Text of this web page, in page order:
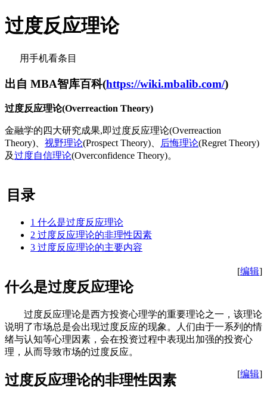
过度反应理论
用手机看条目
出自 MBA智库百科(https://wiki.mbalib.com/)
过度反应理论(Overreaction Theory)
金融学的四大研究成果,即过度反应理论(Overreaction
Theory)、 视野理论(Prospect Theory)、 后悔理论(Regret Theory)
及过度自信理论(Overconfidence Theory)。
目录
1 什么是过度反应理论
2 过度反应理论的非理性因素
3 过度反应理论的主要内容
[编辑]
什么是过度反应理论
过度反应理论是西方投资心理学的重要理论之一，该理论
说明了市场总是会出现过度反应的现象。人们由于一系列的情
绪与认知等心理因素，会在投资过程中表现出加强的投资心
理，从而导致市场的过度反应。
[编辑]
过度反应理论的非理性因素